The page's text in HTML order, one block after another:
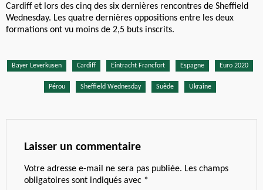
Cardiff et lors des cinq des six dernières rencontres de Sheffield
Wednesday. Les quatre dernières oppositions entre les deux
formations ont vu moins de 2,5 buts inscrits.
Bayer Leverkusen Cardiff Eintracht Francfort Espagne Euro 2020
Pérou Sheffield Wednesday Suède Ukraine
Laisser un commentaire
Votre adresse e-mail ne sera pas publiée. Les champs
obligatoires sont indiqués avec *